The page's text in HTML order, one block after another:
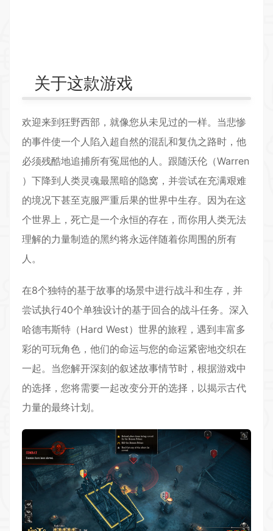
关于这款游戏
欢迎来到狂野西部 ，就像您从未见过的一样。当悲惨
的事件使一个人陷入超自然的混乱和复仇之路时，他
必须残酷地追捕所有冤屈他的人。跟随沃伦（Warren
）下降到人类灵魂最黑暗的隐窝，并尝试在充满艰难
的境况下甚至克服严重后果的世界中生存。因为在这
个世界上，死亡是一个永恒的存在，而你用人类无法
理解的力量制造的黑约将永远伴随着你周围的所有
人。
在8个独特的基于故事的场景中进行战斗和生存，并
尝试执行40个单独设计的基于回合的战斗任务。深入
哈德韦斯特（Hard West）世界的旅程，遇到丰富多
彩的可玩角色，他们的命运与您的命运紧密地交织在
一起。当您解开深刻的叙述故事情节时，根据游戏中
的选择，您将需要一起改变分开的选择，以揭示古代
力量的最终计划。